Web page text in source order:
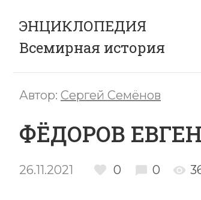
ЭНЦИКЛОПЕДИЯ
Всемирная история
Автор: Сергей Семёнов
ФЁДОРОВ
26.11.2021 0 0